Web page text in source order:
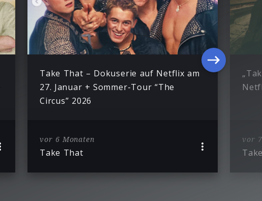
Take That – Dokuserie auf Netflix am
27. Januar + Sommer-Tour “The
Circus” 2026
vor 6 Monaten
Take That
vor